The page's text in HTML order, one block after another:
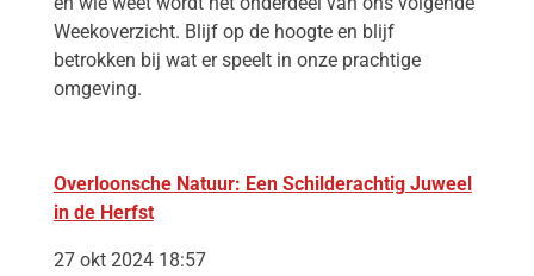
Weekoverzicht. Blijf op de hoogte en blijf
betrokken bij wat er speelt in onze prachtige
omgeving.
Overloonsche Natuur: Een Schilderachtig Juweel
in de Herfst
27 okt 2024 18:57